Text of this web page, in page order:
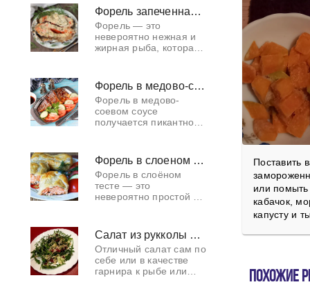
стола. Это блюдо не
только красиво
выглядит, но и
готовится очень
Форель запеченная в сметане
Форель — это
невероятно нежная и
жирная рыба, которая
предлагаем вам
рецепт приготовления
форели в духовке,
который
Форель в медово-соевом соусе
Форель в медово-
соевом соусе
получается пикантной
Попробуйте! Форель и
другую красную рыбу
можно тушить в медов
Форель в слоеном тесте
Форель в слоёном
тесте — это
невероятно простой и
Кстати, вместо форели
можно использовать и
другие виды красной
ры
Салат из рукколы с рисом, огурцом и вялеными помидорами
Отличный салат сам по
себе или в качестве
гарнира к рыбе или
Поставить
или помыть
кабачок,
капусту и
Похожие